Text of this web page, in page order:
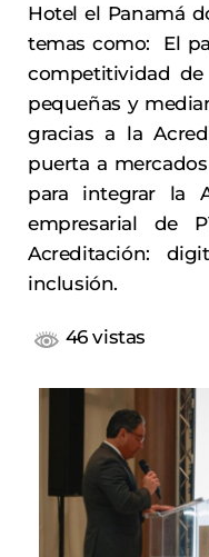
Hotel el Panamá
temas como: El
competitividad de
pequeñas y
gracias a la
puerta a
para integrar la
empresarial de
Acreditación:
inclusión.
46 vistas